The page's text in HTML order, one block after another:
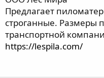
ы
а
Предлагает
строганные. Размеры
транспортной
https://lespila.com/